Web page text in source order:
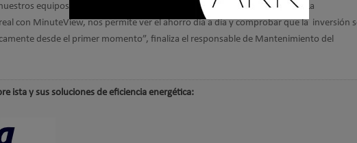
equipos eléctricos están protegidos y rindiendo de forma óptima. La
con MinuteView, nos permite ver el ahorro día a día y comprobar que la inversión
desde el primer momento”, finaliza el responsable de Mantenimiento del
ista y sus soluciones de eficiencia energética: